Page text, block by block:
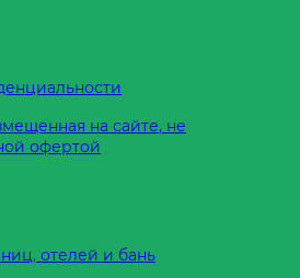
на сайте, не
офертой
отелей и бань